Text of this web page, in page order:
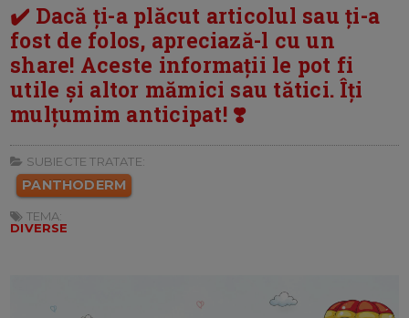
✔️ Dacă ți-a plăcut articolul sau ți-a
fost de folos, apreciază-l cu un
share! Aceste informații le pot fi
utile și altor mămici sau tătici. Îți
mulțumim anticipat! ❣️
SUBIECTE TRATATE:
PANTHODERM
TEMA:
DIVERSE